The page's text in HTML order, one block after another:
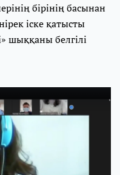
бірінің басынан
іске қатысты
шыққаны белгілі